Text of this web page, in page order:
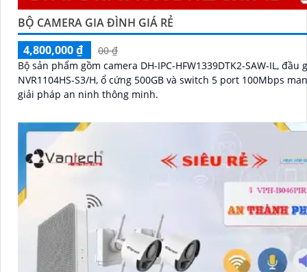
BỘ CAMERA GIA ĐÌNH GIÁ RẺ
4,800,000 ₫
00 ₫
Bộ sản phẩm gồm camera DH-IPC-HFW1339DTK2-SAW-IL, đầu
NVR1104HS-S3/H, ổ cứng 500GB và switch 5 port 100Mbps
giải pháp an ninh thông minh.